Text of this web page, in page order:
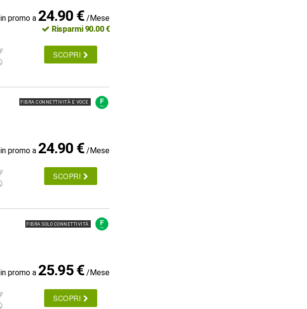
in promo a 24.90 € /Mese
Risparmi 90.00 €
SCOPRI
FIBRA CONNETTIVITÀ E VOCE
in promo a 24.90 € /Mese
SCOPRI
FIBRA SOLO CONNETTIVITÀ
in promo a 25.95 € /Mese
SCOPRI